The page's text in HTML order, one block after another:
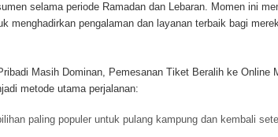
selama periode Ramadan dan Lebaran. Momen ini
menghadirkan pengalaman dan layanan terbaik bagi
Masih Dominan, Pemesanan Tiket Beralih ke Online
metode utama perjalanan:
paling populer untuk pulang kampung dan kembali